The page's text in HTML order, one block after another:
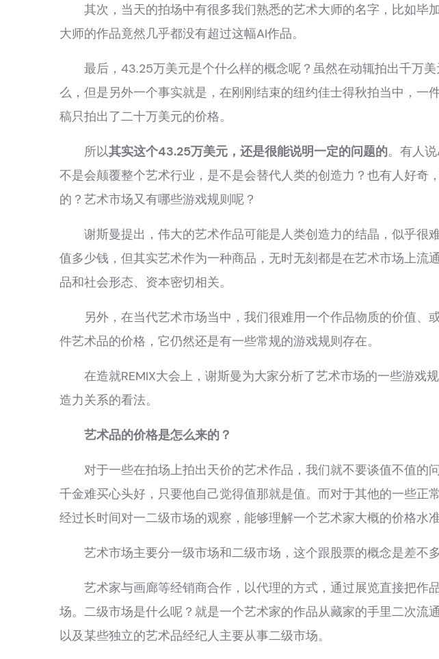
其次，当天的拍场中有很多我们熟悉的艺术大师的名字，比如毕
大师的作品竟然几乎都没有超过这幅AI作品。
最后，43.25万美元是个什么样的概念呢？虽然在动辄拍出千万美
么，但是另外一个事实就是，在刚刚结束的纽约佳士得秋拍当中，一
稿只拍出了二十万美元的价格。
所以其实这个43.25万美元，还是很能说明一定的问题的。有人
不是会颠覆整个艺术行业，是不是会替代人类的创造力？也有人好奇
的？艺术市场又有哪些游戏规则呢？
谢斯曼提出，伟大的艺术作品可能是人类创造力的结晶，似乎很
值多少钱，但其实艺术作为一种商品，无时无刻都是在艺术市场上流
品和社会形态、资本密切相关。
另外，在当代艺术市场当中，我们很难用一个作品物质的价值、
件艺术品的价格，它仍然还是有一些常规的游戏规则存在。
在造就REMIX大会上，谢斯曼为大家分析了艺术市场的一些游戏
造力关系的看法。
艺术品的价格是怎么来的？
对于一些在拍场上拍出天价的艺术作品，我们就不要谈值不值的问
千金难买心头好，只要他自己觉得值那就是值。而对于其他的一些正
经过长时间对一二级市场的观察，能够理解一个艺术家大概的价格水准
艺术市场主要分一级市场和二级市场，这个跟股票的概念是差不多
艺术家与画廊等经销商合作，以代理的方式，通过展览直接把作
场。二级市场是什么呢？就是一个艺术家的作品从藏家的手里二次流
以及某些独立的艺术品经纪人主要从事二级市场。